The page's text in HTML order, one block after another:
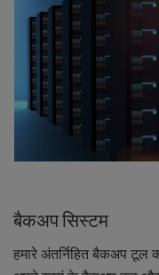
बैकअप सिस्टम
हमारे अंतर्निहित बैकअप